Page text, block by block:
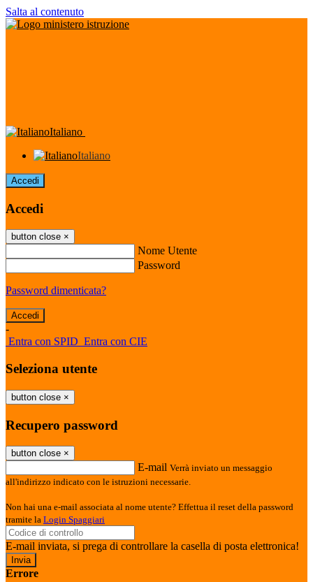
Salta al contenuto
Italiano
Italiano
Accedi
Accedi
button close ×
Nome Utente
Password
Password dimenticata?
-
Entra con SPID Entra con CIE
Seleziona utente
button close ×
Recupero password
button close ×
E-mail Verrà inviato un messaggio
all'indirizzo indicato con le istruzioni necessarie.
Non hai una e-mail associata al nome utente? Effettua il reset della password
tramite la Login Spaggiari
E-mail inviata, si prega di controllare la casella di posta elettronica!
Errore